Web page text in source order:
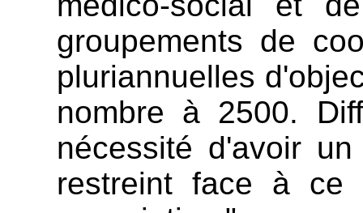
groupements de
pluriannuelles
nombre à 2500.
nécessité d'avoir
restreint face à